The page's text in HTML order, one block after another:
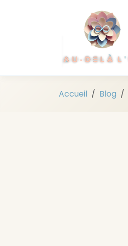
Aller au contenu principal
Accueil Blog